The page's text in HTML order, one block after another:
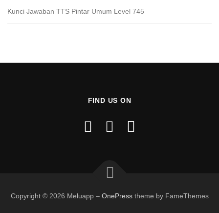
Kunci Jawaban TTS Pintar Umum Level 745
FIND US ON
Copyright © 2026 Meluapp – OnePresstheme by FameThemes